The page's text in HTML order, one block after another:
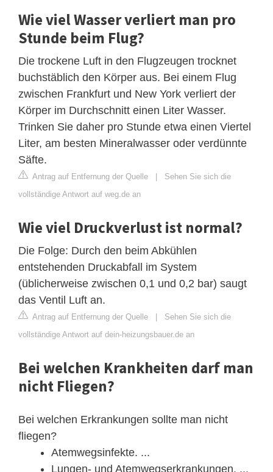
Wie viel Wasser verliert man pro
Stunde beim Flug?
Die trockene Luft in den Flugzeugen trocknet
buchstäblich den Körper aus. Bei einem Flug
zwischen Frankfurt und New York verliert der
Körper im Durchschnitt einen Liter Wasser.
Trinken Sie daher pro Stunde etwa einen Viertel
Liter, am besten Mineralwasser oder verdünnte
Säfte.
Antrag auf Entfernung der Quelle | Sehen Sie sich die
vollständige Antwort auf weg.de an
Wie viel Druckverlust ist normal?
Die Folge: Durch den beim Abkühlen
entstehenden Druckabfall im System
(üblicherweise zwischen 0,1 und 0,2 bar) saugt
das Ventil Luft an.
Antrag auf Entfernung der Quelle | Sehen Sie sich die
vollständige Antwort auf dein-heizungsbauer.de an
Bei welchen Krankheiten darf man
nicht Fliegen?
Bei welchen Erkrankungen sollte man nicht
fliegen?
Atemwegsinfekte. ...
Lungen- und Atemwegserkrankungen. ...